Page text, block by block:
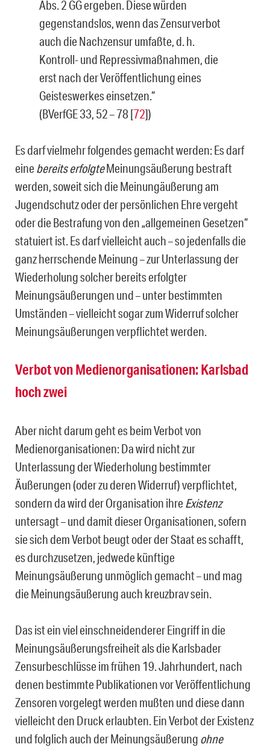
Abs. 2 GG ergeben. Diese würden
gegenstandslos, wenn das Zensurverbot
auch die Nachzensur umfaßte, d. h.
Kontroll- und Repressivmaßnahmen, die
erst nach der Veröffentlichung eines
Geisteswerkes einsetzen.“
(BVerfGE 33, 52 – 78 [72])
Es darf vielmehr folgendes gemacht werden: Es darf
einebereits erfolgteMeinungsäußerung bestraft
werden, soweit sich die Meinungäußerung am
Jugendschutz oder der persönlichen Ehre vergeht
oder die Bestrafung von den „allgemeinen Gesetzen“
statuiert ist. Es darf vielleicht auch – so jedenfalls die
ganz herrschende Meinung – zur Unterlassung der
Wiederholung solcher bereits erfolgter
Meinungsäußerungen und – unter bestimmten
Umständen – vielleicht sogar zum Widerruf solcher
Meinungsäußerungen verpflichtet werden.
Verbot von Medienorganisationen: Karlsbad
hoch zwei
Aber nicht darum geht es beim Verbot von
Medienorganisationen: Da wird nicht zur
Unterlassung der Wiederholung bestimmter
Äußerungen (oder zu deren Widerruf) verpflichtet,
sondern da wird der Organisation ihreExistenz
untersagt – und damit dieser Organisationen, sofern
sie sich dem Verbot beugt oder der Staat es schafft,
es durchzusetzen, jedwede künftige
Meinungsäußerung unmöglich gemacht – und mag
die Meinungsäußerung auch kreuzbrav sein.
Das ist ein viel einschneidenderer Eingriff in die
Meinungsäußerungsfreiheit als die Karlsbader
Zensurbeschlüsse im frühen 19. Jahrhundert, nach
denen bestimmte Publikationen vor Veröffentlichung
Zensoren vorgelegt werden mußten und diese dann
vielleicht den Druck erlaubten. Ein Verbot der Existenz
und folglich auch der Meinungsäußerung ohne